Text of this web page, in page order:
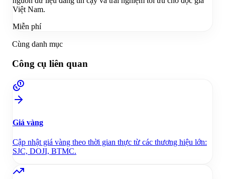
Việt Nam.
Miễn phí
Cùng danh mục
Công cụ liên quan
Giá vàng
Cập nhật giá vàng theo thời gian thực từ các thương hiệu lớn:
SJC, DOJI, BTMC.